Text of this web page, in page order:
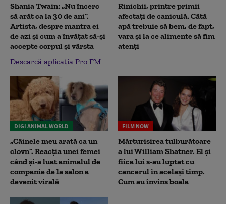
Shania Twain: „Nu încerc
să arăt ca la 30 de ani”.
Artista, despre mantra ei
de azi și cum a învățat să-și
accepte corpul și vârsta
Descarcă aplicația Pro FM
Rinichii, printre primii
afectați de caniculă. Câtă
apă trebuie să bem, de fapt,
vara și la ce alimente să fim
atenți
DIGI ANIMAL WORLD
„Câinele meu arată ca un
clovn”. Reacția unei femei
când și-a luat animalul de
companie de la salon a
devenit virală
FILM NOW
Mărturisirea tulburătoare
a lui William Shatner. El și
fiica lui s-au luptat cu
cancerul în același timp.
Cum au învins boala